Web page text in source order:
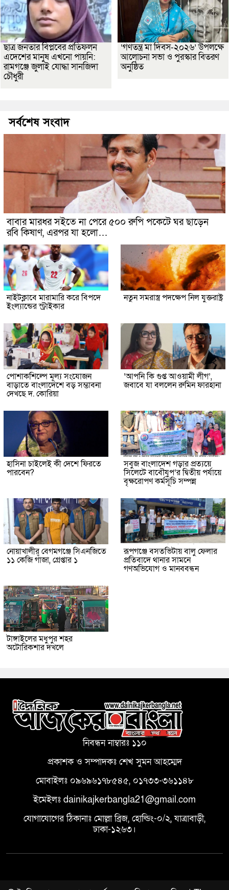
ছাত্র জনতার বিপ্লবের প্রতিফলন
এদেশের মানুষ এখনো পায়নি:
রামগঞ্জে জুলাই যোদ্ধা সানজিদা
চৌধুরী
‘গণতন্ত্র মা দিবস-২০২৬’ উপলক্ষে
আলোচনা সভা ও পুরস্কার বিতরণ
অনুষ্ঠিত
সর্বশেষ সংবাদ
বাবার মারধর সইতে না পেরে ৫০০ রুপি পকেটে ঘর ছাড়েন
রবি কিষাণ, এরপর যা হলো…
নাইটক্লাবে মারামারি করে বিপদে
ইংল্যান্ডের স্ট্রাইকার
নতুন সমরাস্ত্র পদক্ষেপ নিল যুক্তরাষ্ট্র
পোশাকশিল্পে মূল্য সংযোজন
বাড়াতে বাংলাদেশে বড় সম্ভাবনা
দেখছে দ. কোরিয়া
‘আপনি কি গুপ্ত আওয়ামী লীগ’,
জবাবে যা বললেন রুমিন ফারহানা
হাসিনা চাইলেই কী দেশে ফিরতে
পারবেন?
সবুজ বাংলাদেশ গড়ার প্রত্যয়ে
সিলেটে বাবৌযুপ’র দ্বিতীয় পর্যায়ে
বৃক্ষরোপণ কর্মসূচি সম্পন্ন
নোয়াখালীর বেগমগঞ্জে সিএনজিতে
১১ কেজি গাঁজা, গ্রেপ্তার ১
রূপগঞ্জে বসতভিটায় বালু ফেলার
প্রতিবাদে থানার সামনে
গণঅভিযোগ ও মানববন্ধন
টাঙ্গাইলের মধুপুর শহর
অটোরিকশার দখলে
নিবন্ধন নাম্বারঃ ১১০
প্রকাশক ও সম্পাদকঃ শেখ সুমন আহম্মেদ
মোবাইলঃ ০৯৬৯৬১৭৮৫৪৫, ০১৭৩৩-৩৬১১৪৮
ইমেইলঃ dainikajkerbangla21@gmail.com
যোগাযোগের ঠিকানাঃ মোল্লা ব্রিজ, হোল্ডিং-০/২, যাত্রাবাড়ী,
ঢাকা-১২৬৩।